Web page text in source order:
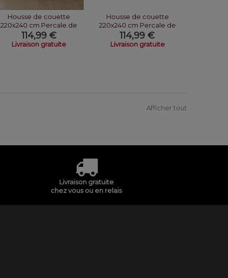
Housse de couette
220x240 cm Percale de
Coton Toscane
114,99 €
Livraison gratuite
Housse de couette
220x240 cm Percale de
Coton Romane
114,99 €
Livraison gratuite
Afficher tout
Livraison gratuite
chez vous ou en relais